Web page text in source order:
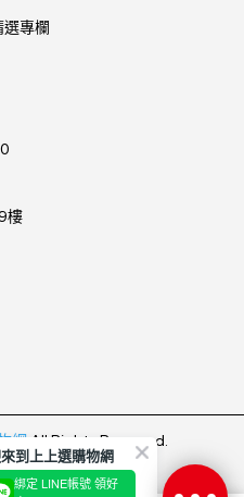
選專欄
樓
網 All Rights Reserved.
到上上選購物網
綁定 LINE帳號 領好